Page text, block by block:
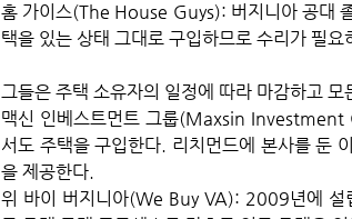
홈 가이스(The House Guys): 버지니아 공대
택을 있는 상태 그대로 구입하므로 수리가 필요
그들은 주택 소유자의 일정에 따라 마감하고
맥신 인베스트먼트 그룹(Maxsin Investment
서도 주택을 구입한다. 리치먼드에 본사를 둔
을 제공한다.
위 바이 버지니아(We Buy VA): 2009년에 설